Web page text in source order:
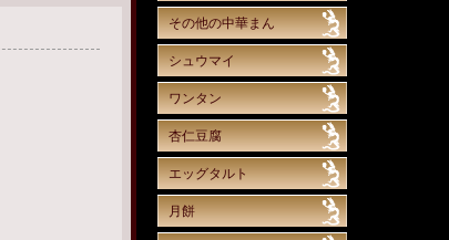
その他の中華まん
シュウマイ
ワンタン
杏仁豆腐
エッグタルト
月餅